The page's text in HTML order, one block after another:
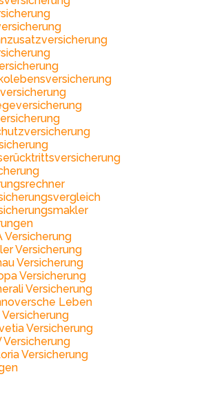
Versicherung
Versicherung
Versicherung
Versicherung
Versicherung
Leben
Versicherung
Versicherung
Versicherung
Versicherung